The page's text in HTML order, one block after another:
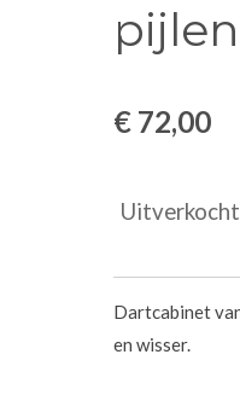
pijlen
€ 72,00
Uitverkocht
Dartcabinet
en wisser.